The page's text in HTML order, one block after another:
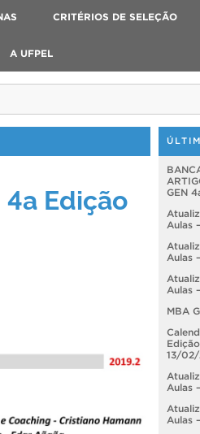
CRITÉRIOS DE SELEÇÃO
A UFPEL
Edição
GEN
Aulas
Aulas
Aulas
MBA
13/
Aulas
Aulas